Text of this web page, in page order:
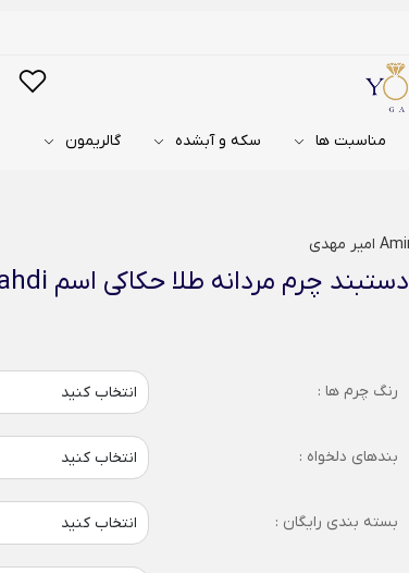
مناسبت ها سکه و آبشده گالریمون
دستبند چرم مردانه طلا حکاکی اسم Amir Mahdi امیر مهدی
رنگ چرم ها :
بندهای دلخواه :
بسته بندی رایگان :